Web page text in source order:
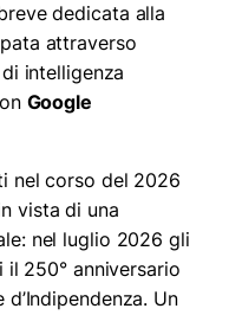
dedicata alla
attraverso
intelligenza
Google
nel corso del 2026
vista di una
nel luglio 2026 gli
250° anniversario
Un